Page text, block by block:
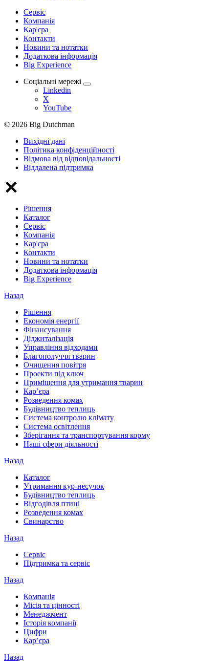
Сервіс
Компанія
Кар'єра
Контакти
Новини та нотатки
Додаткова інформація
Big Experience
Соціальні мережі
Linkedin
X
YouTube
© 2026 Big Dutchman
Вихідні дані
Політика конфіденційності
Відмова від відповідальності
Віддалена підтримка
Рішення
Каталог
Сервіс
Компанія
Кар'єра
Контакти
Новини та нотатки
Додаткова інформація
Big Experience
Назад
Рішення
Економія енергії
Фінансування
Діджиталізація
Управління відходами
Благополуччя тварин
Очищення повітря
Проекти під ключ
Приміщення для утримання тварин
Кар’єра
Розведення комах
Будівництво теплиць
Система контролю клімату
Система освітлення
Зберігання та транспортування корму
Наші сфери діяльності
Назад
Каталог
Утримання кур-несучок
Будівництво теплиць
Відгодівля птиці
Розведення комах
Свинарство
Назад
Сервіс
Підтримка та сервіс
Назад
Компанія
Місія та цінності
Менеджмент
Історія компанії
Цифри
Кар’єра
Назад